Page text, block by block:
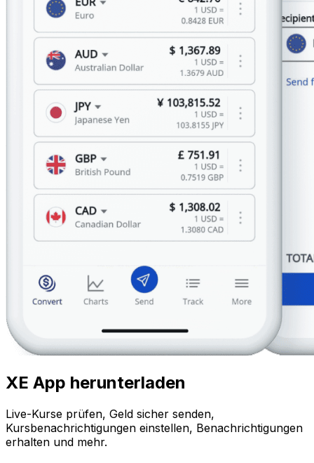
XE App herunterladen
Live-Kurse prüfen, Geld sicher senden,
Kursbenachrichtigungen einstellen, Benachrichtigungen
erhalten und mehr.